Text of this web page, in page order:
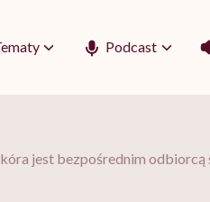
Podcast
jest bezpośrednim odbiorcą